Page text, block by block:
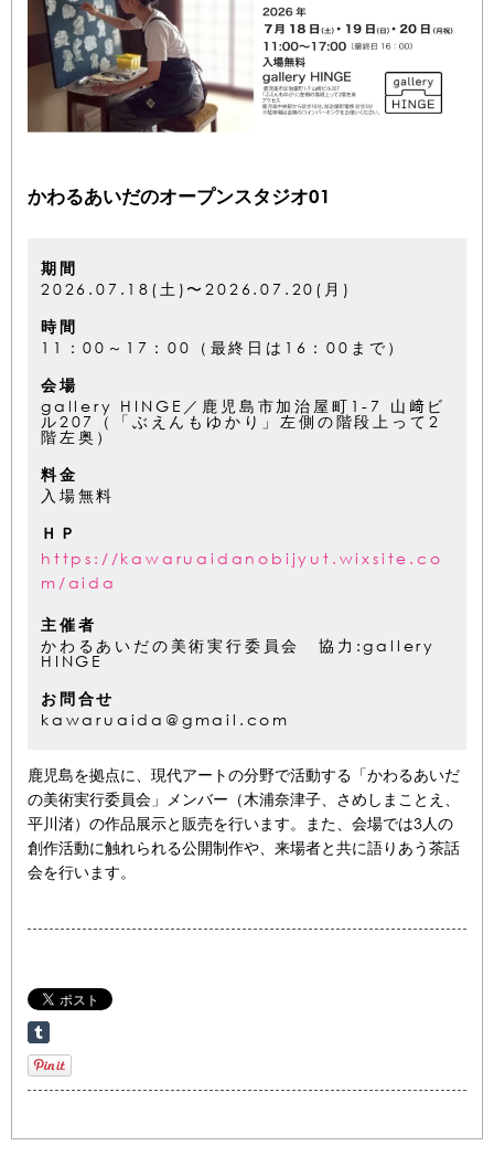
かわるあいだのオープンスタジオ01
期間
2026.07.18(土)〜2026.07.20(月)
時間
11：00～17：00（最終日は16：00まで）
会場
gallery HINGE／鹿児島市加治屋町1-7 山﨑ビ
ル207（「ぶえんもゆかり」左側の階段上って2
階左奥）
料金
入場無料
ＨＰ
https://kawaruaidanobijyut.wixsite.co
m/aida
主催者
かわるあいだの美術実行委員会 協力:gallery
HINGE
お問合せ
kawaruaida@gmail.com
鹿児島を拠点に、現代アートの分野で活動する「かわるあいだ
の美術実行委員会」メンバー（木浦奈津子、さめしまことえ、
平川渚）の作品展示と販売を行います。また、会場では3人の
創作活動に触れられる公開制作や、来場者と共に語りあう茶話
会を行います。